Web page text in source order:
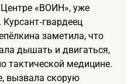
«ВОИН», уже
заметила, что
дышать и двигаться,
тактической медицине.
вызвала скорую